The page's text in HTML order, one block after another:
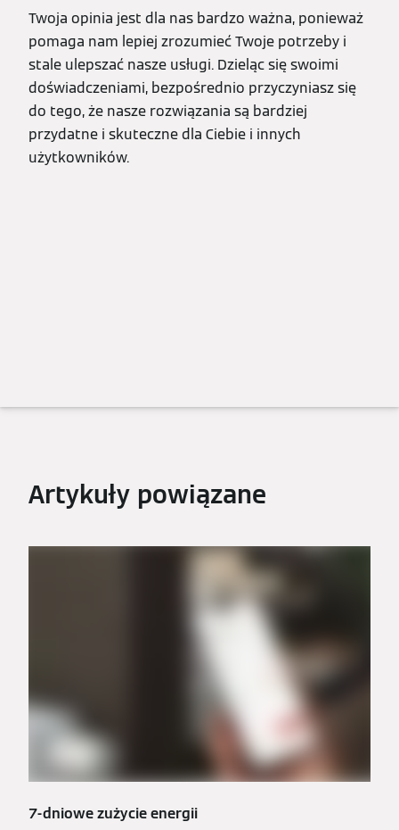
Twoja opinia jest dla nas bardzo ważna, ponieważ
pomaga nam lepiej zrozumieć Twoje potrzeby i
stale ulepszać nasze usługi. Dzieląc się swoimi
doświadczeniami, bezpośrednio przyczyniasz się
do tego, że nasze rozwiązania są bardziej
przydatne i skuteczne dla Ciebie i innych
użytkowników.
Artykuły powiązane
7-dniowe zużycie energii